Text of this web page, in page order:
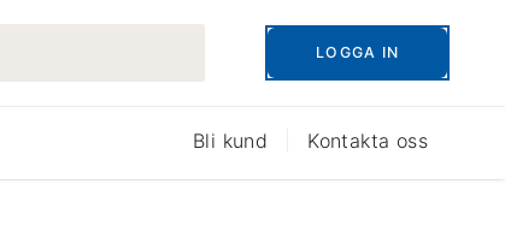
LOGGA IN
Bli kund Kontakta oss